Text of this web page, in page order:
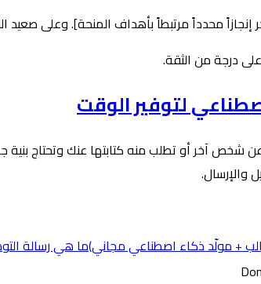
إنجازاً محدداً مرتبطاً بأهداف المنحة]. وعلى
درجة من الثقة.
لتوفير الوقت
شخص آخر أو تطلب منه كتابتها عنك وتحتاج بنية
والإرسال.
ما هي رسالة